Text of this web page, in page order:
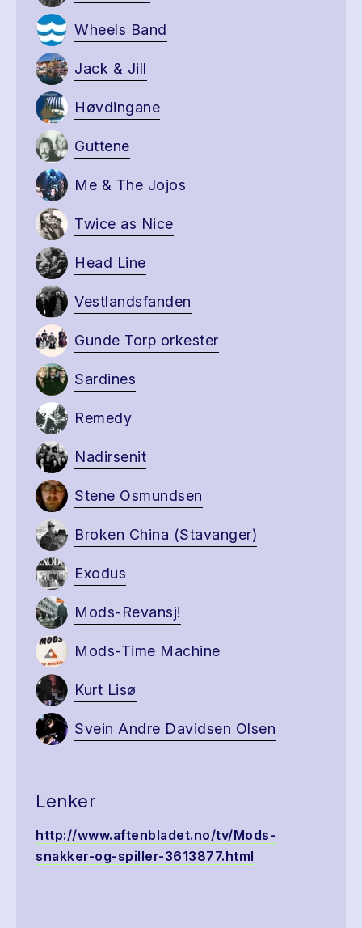
Wheels Band
Jack & Jill
Høvdingane
Guttene
Me & The Jojos
Twice as Nice
Head Line
Vestlandsfanden
Gunde Torp orkester
Sardines
Remedy
Nadirsenit
Stene Osmundsen
Broken China (Stavanger)
Exodus
Mods-Revansj!
Mods-Time Machine
Kurt Lisø
Svein Andre Davidsen Olsen
Lenker
http://www.aftenbladet.no/tv/Mods-
snakker-og-spiller-3613877.html